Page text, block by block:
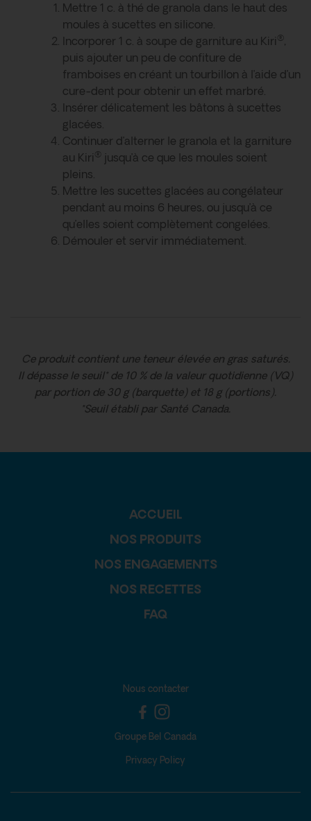
Mettre 1 c. à thé de granola dans le haut des
moules à sucettes en silicone.
Incorporer 1 c. à soupe de garniture au Kiri ® ,
puis ajouter un peu de confiture de
framboises en créant un tourbillon à l’aide d’un
cure-dent pour obtenir un effet marbré.
Insérer délicatement les bâtons à sucettes
glacées.
Continuer d’alterner le granola et la garniture
au Kiri ®
jusqu’à ce que les moules soient
pleins.
Mettre les sucettes glacées au congélateur
pendant au moins 6 heures, ou jusqu’à ce
qu’elles soient complètement congelées.
Démouler et servir immédiatement.
Ce produit contient une teneur élevée en gras saturés.
Il dépasse le seuil* de 10 % de la valeur quotidienne (VQ)
par portion de 30 g (barquette) et 18 g (portions).
*Seuil établi par Santé Canada.
ACCUEIL
NOS PRODUITS
NOS ENGAGEMENTS
NOS RECETTES
FAQ
Nous contacter
Groupe Bel Canada
Privacy Policy